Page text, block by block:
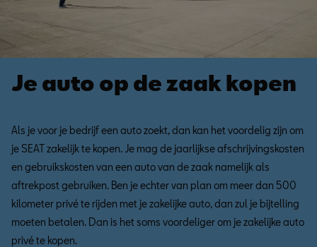
Je auto op de zaak kopen
Als je voor je bedrijf een auto zoekt, dan kan het voordelig zijn om
je SEAT zakelijk te kopen. Je mag de jaarlijkse afschrijvingskosten
en gebruikskosten van een auto van de zaak namelijk als
aftrekpost gebruiken. Ben je echter van plan om meer dan 500
kilometer privé te rijden met je zakelijke auto, dan zul je bijtelling
moeten betalen. Dan is het soms voordeliger om je zakelijke auto
privé te kopen.